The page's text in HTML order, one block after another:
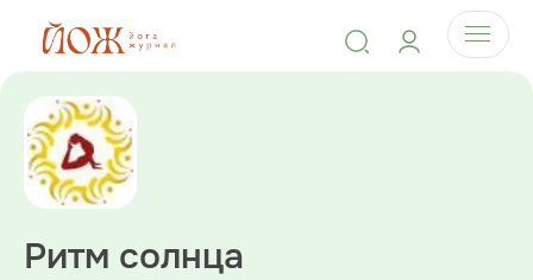
Ритм солнца